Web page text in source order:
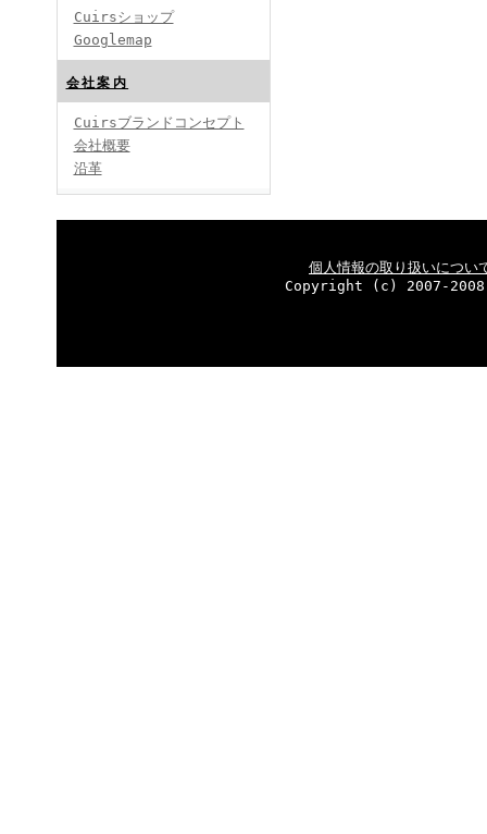
Cuirsショップ
Googlemap
会社案内
Cuirsブランドコンセプト
会社概要
沿革
個人情報の取り扱いについ
Copyright (c) 2007-